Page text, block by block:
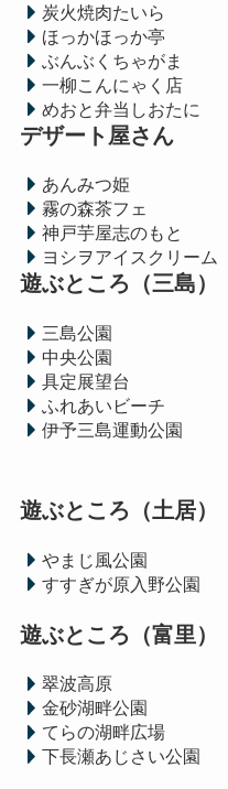
炭火焼肉たいら
ほっかほっか亭
ぶんぶくちゃがま
一柳こんにゃく店
めおと弁当しおたに
デザート屋さん
あんみつ姫
霧の森茶フェ
神戸芋屋志のもと
ヨシヲアイスクリーム
遊ぶところ（三島）
三島公園
中央公園
具定展望台
ふれあいビーチ
伊予三島運動公園
遊ぶところ（土居）
やまじ風公園
すすぎが原入野公園
遊ぶところ（富里）
翠波高原
金砂湖畔公園
てらの湖畔広場
下長瀬あじさい公園